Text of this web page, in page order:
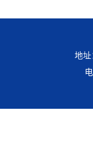
地